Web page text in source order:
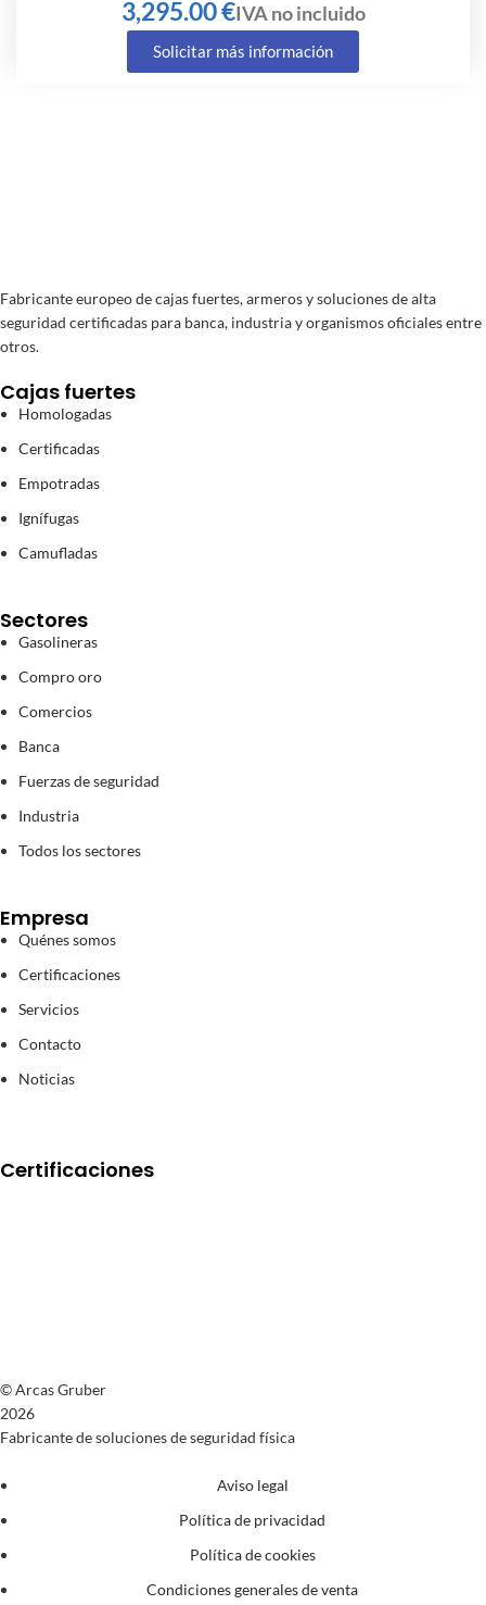
€
Solicitar más información
Fabricante europeo de cajas fuertes, armeros y soluciones de alta
seguridad certificadas para banca, industria y organismos oficiales entre
otros.
Cajas fuertes
Homologadas
Certificadas
Empotradas
Ignífugas
Camufladas
Sectores
Gasolineras
Compro oro
Comercios
Banca
Fuerzas de seguridad
Industria
Todos los sectores
Empresa
Quénes somos
Certificaciones
Servicios
Contacto
Noticias
Certificaciones
© Arcas Gruber
2026
Fabricante de soluciones de seguridad física
Aviso legal
Política de privacidad
Política de cookies
Condiciones generales de venta